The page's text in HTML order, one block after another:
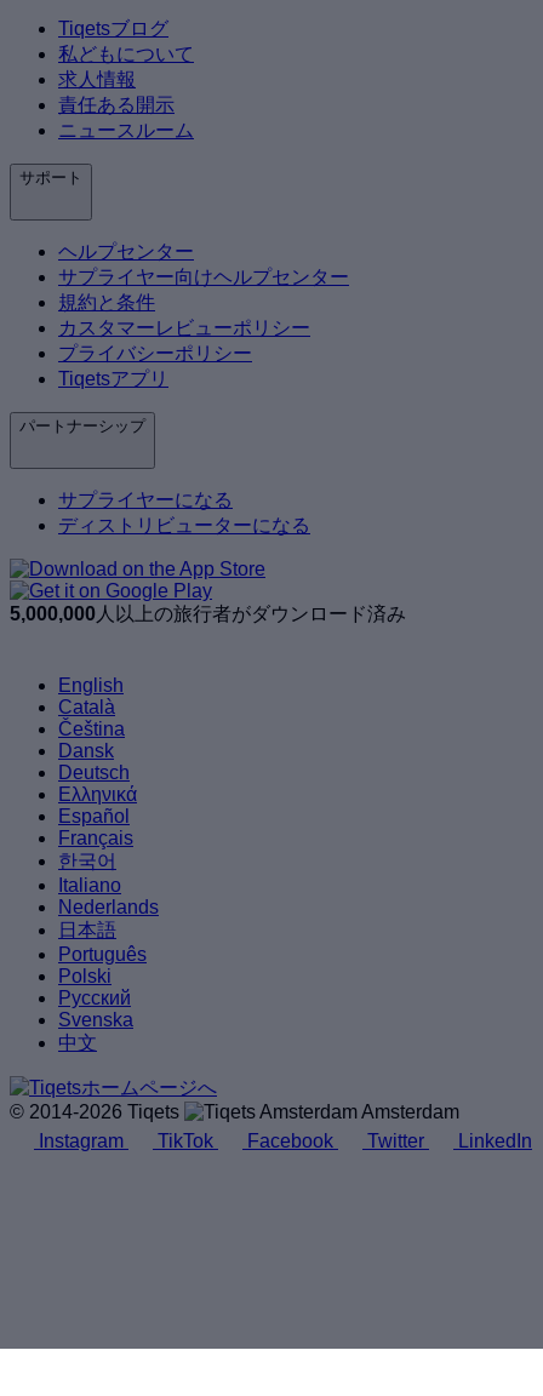
Tiqetsブログ
私どもについて
求人情報
責任ある開示
ニュースルーム
サポート
ヘルプセンター
サプライヤー向けヘルプセンター
規約と条件
カスタマーレビューポリシー
プライバシーポリシー
Tiqetsアプリ
パートナーシップ
サプライヤーになる
ディストリビューターになる
5,000,000 人以上の旅行者がダウンロード済み
English
Català
Čeština
Dansk
Deutsch
Ελληνικά
Español
Français
한국어
Italiano
Nederlands
日本語
Português
Polski
Русский
Svenska
中文
© 2014-2026 Tiqets
Amsterdam
Instagram
TikTok Facebook Twitter LinkedIn